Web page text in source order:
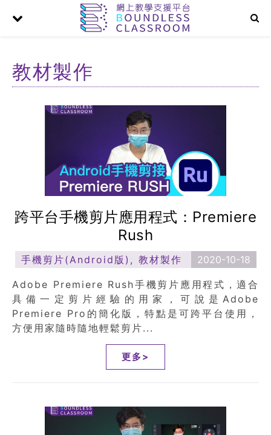
教材製作
跨平台手機剪片應用程式：Premiere
Rush
手機剪片(Android版) , 教材製作 2020-10-18
Adobe Premiere Rush手機剪片應用程式，適合
具備一定剪片經驗的用家，可說是Adobe
Premiere Pro的簡化版，特點是可跨平台使用，
方便用家隨時隨地輕鬆剪片...
更多>